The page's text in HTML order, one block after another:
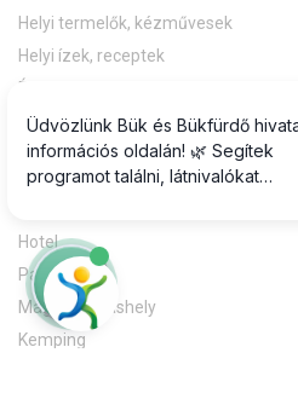
Helyi termelők, kézművesek
Helyi ízek, receptek
Éttermek, vendéglátóhelyek
Aludni & megszállni
Hotel
Panzió
Magánszálláshely
Kemping